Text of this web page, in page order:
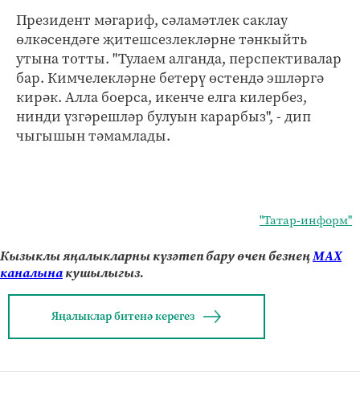
Президент мәгариф, сәламәтлек саклау
өлкәсендәге җитешсезлекләрне тәнкыйть
утына тотты. "Тулаем алганда, перспективалар
бар. Кимчелекләрне бетерү өстендә эшләргә
кирәк. Алла боерса, икенче елга килербез,
нинди үзгәрешләр булуын карарбыз", - дип
чыгышын тәмамлады.
"Татар-информ"
Кызыклы яңалыкларны күзәтеп бару өчен безнеңМАХ
каналынакушылыгыз.
Яңалыклар битенә керегез